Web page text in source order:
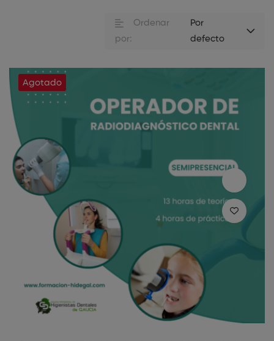
Ordenar
por:
Por
defecto
Agotado